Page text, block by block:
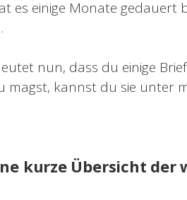
es einige Monate
nun, dass du einige
magst, kannst du sie unter
kurze Übersicht der